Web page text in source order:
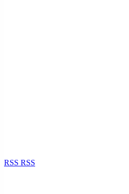
RSS RSS